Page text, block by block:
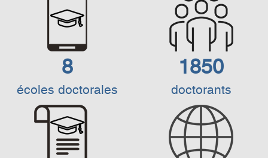
8
écoles doctorales
1850
doctorants